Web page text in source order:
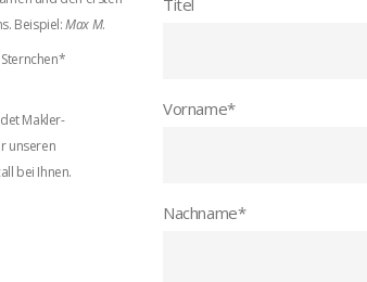
Beispiel:Max M.
Makler-
unseren
bei Ihnen.
Titel
Vorname*
Nachname*